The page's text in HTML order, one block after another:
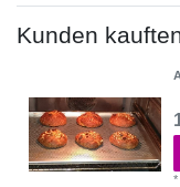
Kunden